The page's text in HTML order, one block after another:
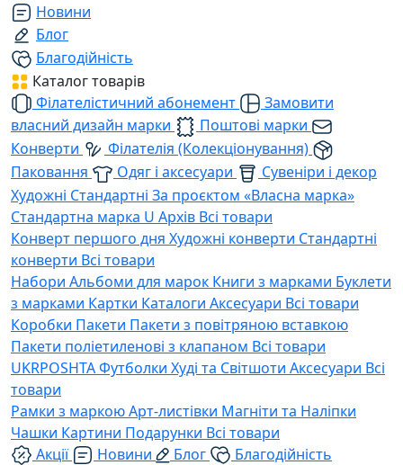
Новини
Блог
Благодійність
Каталог товарів
Філателістичний абонемент
Замовити
власний дизайн марки
Поштові марки
Конверти
Філателія (Колекціонування)
Паковання
Одяг і аксесуари
Сувеніри і декор
Художні Стандартні За проєктом «Власна марка»
Стандартна марка U Архів Всі товари
Конверт першого дня Художні конверти Стандартні
конверти Всі товари
Набори Альбоми для марок Книги з марками Буклети
з марками Картки Каталоги Аксесуари Всі товари
Коробки Пакети Пакети з повітряною вставкою
Пакети поліетиленові з клапаном Всі товари
UKRPOSHTAФутболки Худі та Світшоти Аксесуари Всі
товари
Рамки з маркоюАрт-листівки Магніти та Наліпки
Чашки Картини Подарунки Всі товари
Акції
Новини Блог
Благодійність